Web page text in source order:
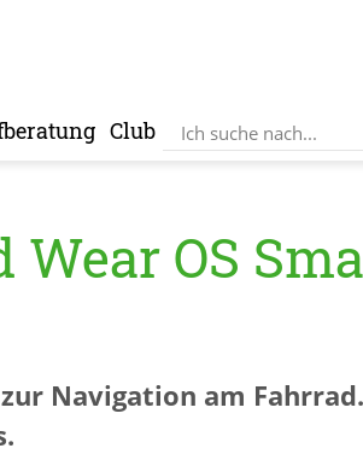
Club
OS
Navigation am